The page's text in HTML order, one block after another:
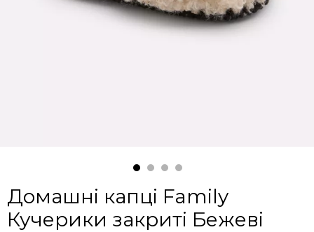
Домашні капці Family
Кучерики закриті Бежеві